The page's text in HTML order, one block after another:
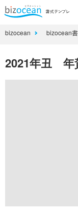
bizocean bizocean
2021年丑 年